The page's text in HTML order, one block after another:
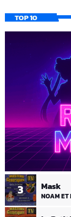
TOP 10
3 Mask
NOAM ET